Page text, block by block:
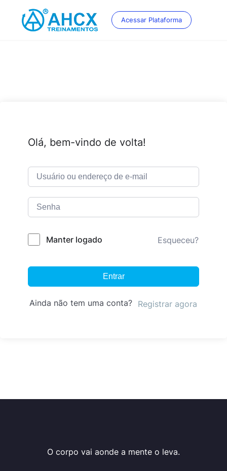
content
Acessar Plataforma
Olá, bem-vindo de volta!
Manter logado Esqueceu?
Entrar
Ainda não tem uma conta? Registrar agora
O corpo vai aonde a mente o leva.